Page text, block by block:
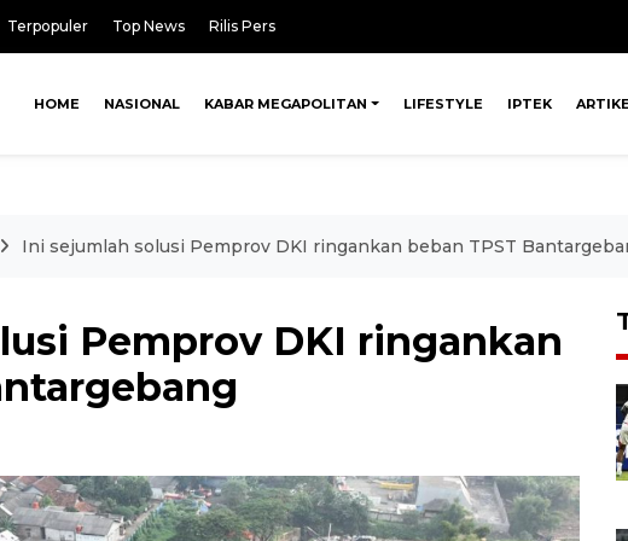
Terpopuler Top News Rilis Pers
HOME NASIONAL KABAR MEGAPOLITAN LIFESTYLE IPTEK
Ini sejumlah solusi Pemprov DKI ringankan beban TPST
Pemprov DKI ringankan